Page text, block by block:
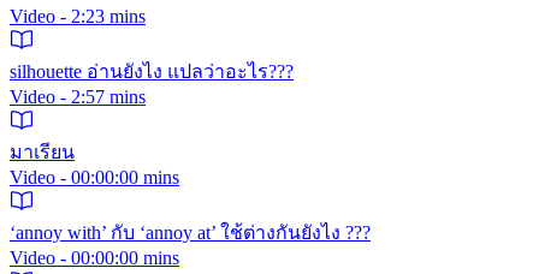
Video - 2:23 mins
silhouette อ่านยังไง แปลว่าอะไร???
Video - 2:57 mins
มาเรียน
Video - 00:00:00 mins
‘annoy with’ กับ ‘annoy at’ ใช้ต่างกันยังไง ???
Video - 00:00:00 mins